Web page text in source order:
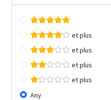
et plus
et plus
et plus
et plus
Any